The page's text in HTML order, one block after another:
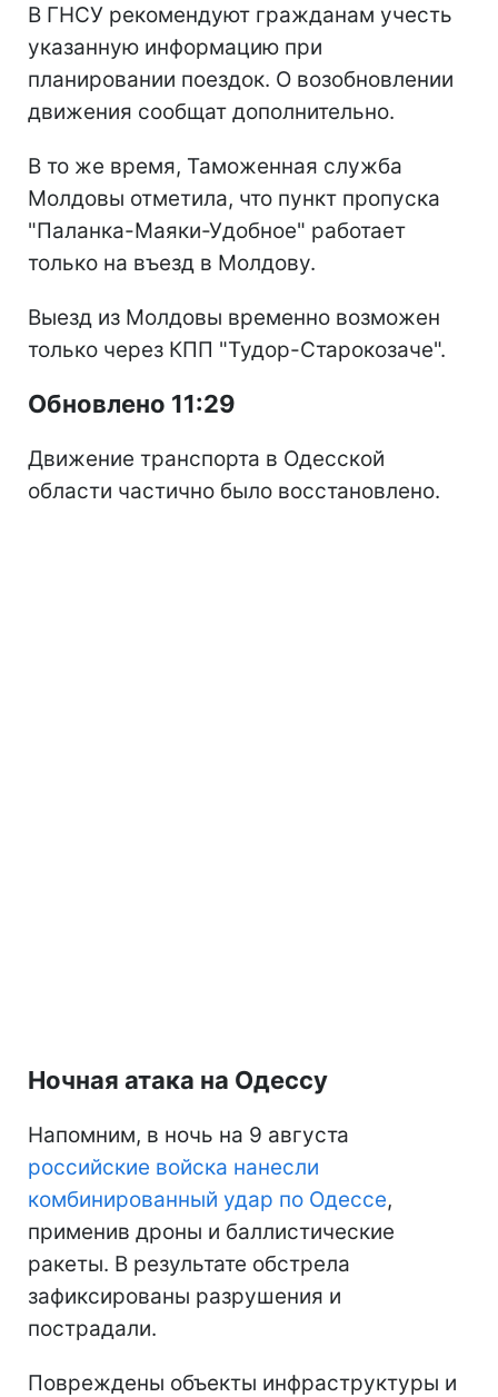
В ГНСУ рекомендуют гражданам учесть
указанную информацию при
планировании поездок. О возобновлении
движения сообщат дополнительно.
В то же время, Таможенная служба
Молдовы отметила, что пункт пропуска
"Паланка-Маяки-Удобное" работает
только на въезд в Молдову.
Выезд из Молдовы временно возможен
только через КПП "Тудор-Старокозаче".
Обновлено 11:29
Движение транспорта в Одесской
области частично было восстановлено.
Ночная атака на Одессу
Напомним, в ночь на 9 августа
российские войска нанесли
комбинированный удар по Одессе,
применив дроны и баллистические
ракеты. В результате обстрела
зафиксированы разрушения и
пострадали.
Повреждены объекты инфраструктуры и